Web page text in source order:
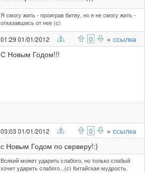
Я смогу жить - проиграв битву, но я не смогу жить -
отказавшись от нее (с)
01:29 01/01/2012 0 » ссылка
С Новым Годом!!!
03:03 01/01/2012 0 » ссылка
с Новым Годом по серверу!:)
Всякий может ударить слабого, но только слабый
хочет ударить слабого...(с) Китайская мудрость.